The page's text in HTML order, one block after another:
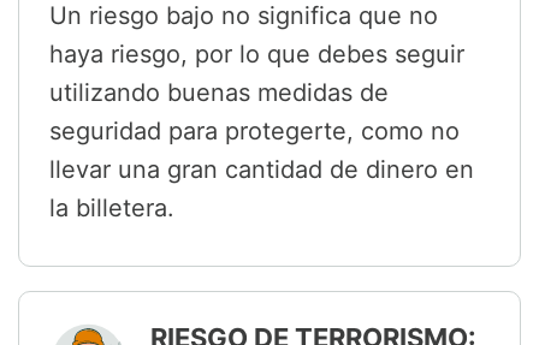
Un riesgo bajo no significa que no
haya riesgo, por lo que debes seguir
utilizando buenas medidas de
seguridad para protegerte, como no
llevar una gran cantidad de dinero en
la billetera.
RIESGO DE TERRORISMO: